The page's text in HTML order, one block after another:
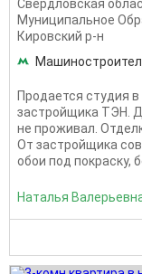
Свердловская
Муниципальное
Кировский р-н
Продается студия
застройщика ТЭН.
не проживал.
От застройщика
обои под покраску,
Наталья